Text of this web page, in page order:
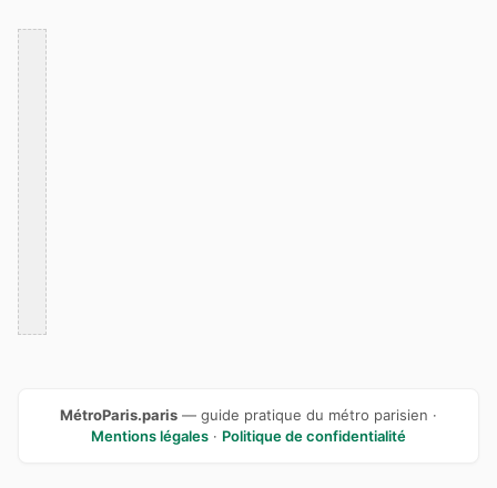
MétroParis.paris — guide pratique du métro parisien ·
Mentions légales · Politique de confidentialité